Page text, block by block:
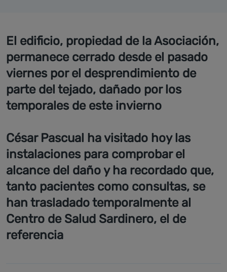
El edificio, propiedad de la Asociación,
permanece cerrado desde el pasado
viernes por el desprendimiento de
parte del tejado, dañado por los
temporales de este invierno
César Pascual ha visitado hoy las
instalaciones para comprobar el
alcance del daño y ha recordado que,
tanto pacientes como consultas, se
han trasladado temporalmente al
Centro de Salud Sardinero, el de
referencia